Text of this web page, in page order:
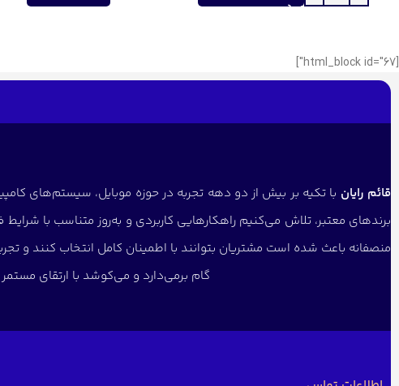
[html_block id="67"]
قائم رایان با تکیه بر بیش از دو دهه تجربه در حوزه موبایل، سیستم‌های
برندهای معتبر، تلاش می‌کنیم راهکارهایی کاربردی و به‌روز متناسب با
منصفانه باعث شده است مشتریان بتوانند با اطمینان کامل انتخاب کنند و
گام برمی‌دارد و می‌کوشد با ارتقای